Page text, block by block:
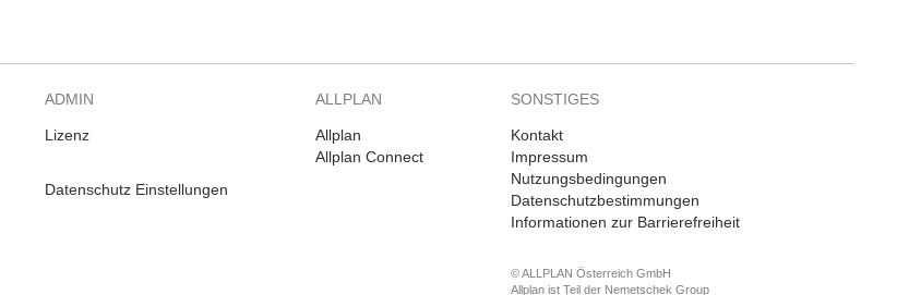
ADMIN
Lizenz
Datenschutz Einstellungen
ALLPLAN
Allplan
Allplan Connect
SONSTIGES
Kontakt
Impressum
Nutzungsbedingungen
Datenschutzbestimmungen
Informationen zur Barrierefreiheit
© ALLPLAN Österreich GmbH
Allplan ist Teil der Nemetschek Group